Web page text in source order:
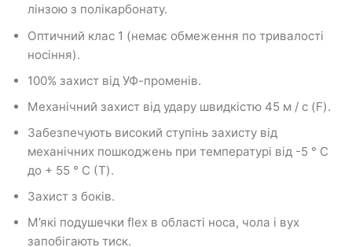
лінзою з полікарбонату.
Оптичний клас 1 (немає обмеження по тривалості
носіння).
100% захист від УФ-променів.
Механічний захист від удару швидкістю 45 м / с (F).
Забезпечують високий ступінь захисту від
механічних пошкоджень при температурі від -5 ° С
до + 55 ° С (T).
Захист з боків.
М’які подушечки flex в області носа, чола і вух
запобігають тиск.